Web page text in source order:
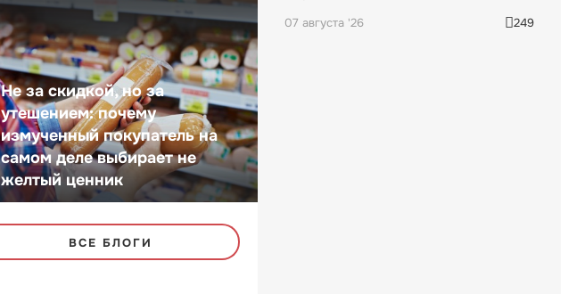
Не за скидкой, но за
утешением: почему
измученный покупатель на
самом деле выбирает не
желтый ценник
ВСЕ БЛОГИ
07 августа '26 249